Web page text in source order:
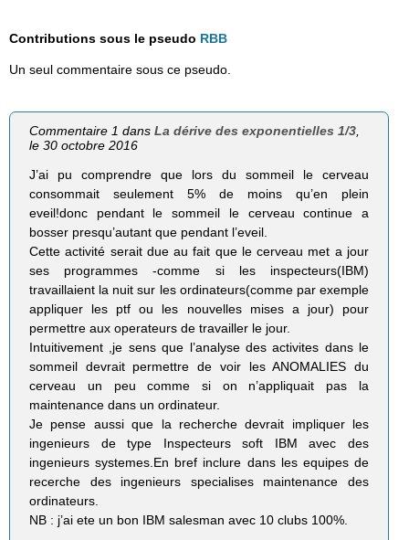
Contributions sous le pseudo RBB
Un seul commentaire sous ce pseudo.
Commentaire 1 dansLa dérive des exponentielles 1/3,
le 30 octobre 2016
J’ai pu comprendre que lors du sommeil le cerveau
consommait seulement 5% de moins qu’en plein
eveil!donc pendant le sommeil le cerveau continue a
bosser presqu’autant que pendant l’eveil.
Cette activité serait due au fait que le cerveau met a jour
ses programmes -comme si les inspecteurs(IBM)
travaillaient la nuit sur les ordinateurs(comme par exemple
appliquer les ptf ou les nouvelles mises a jour) pour
permettre aux operateurs de travailler le jour.
Intuitivement ,je sens que l’analyse des activites dans le
sommeil devrait permettre de voir les ANOMALIES du
cerveau un peu comme si on n’appliquait pas la
maintenance dans un ordinateur.
Je pense aussi que la recherche devrait impliquer les
ingenieurs de type Inspecteurs soft IBM avec des
ingenieurs systemes.En bref inclure dans les equipes de
recerche des ingenieurs specialises maintenance des
ordinateurs.
NB : j’ai ete un bon IBM salesman avec 10 clubs 100%.